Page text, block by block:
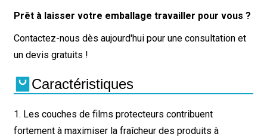
Prêt à laisser votre emballage travailler pour vous ?
Contactez-nous dès aujourd'hui pour une consultation et
un devis gratuits !
Caractéristiques
1. Les couches de films protecteurs contribuent
fortement à maximiser la fraîcheur des produits à